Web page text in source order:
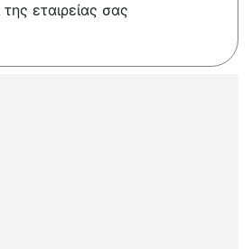
εταιρείας σας